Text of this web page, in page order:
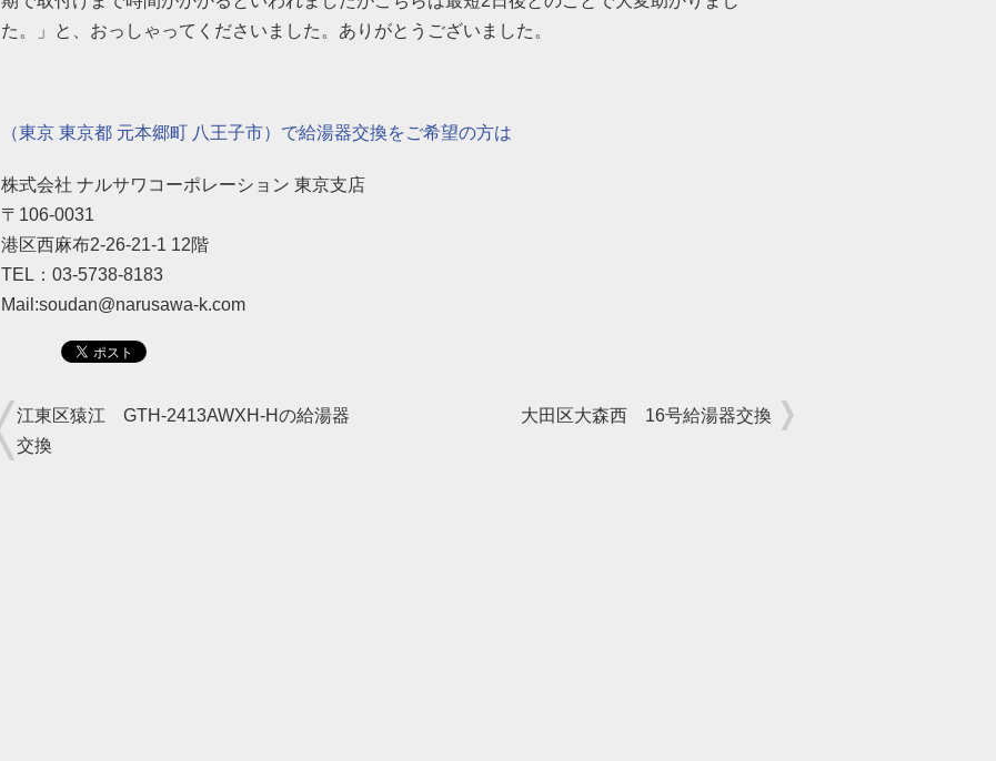
た。」と、おっしゃってくださいました。ありがとうございました。
（東京 東京都 元本郷町 八王子市）で給湯器交換をご希望の方は
株式会社 ナルサワコーポレーション 東京支店
〒106-0031
港区西麻布2-26-21-1 12階
TEL：03-5738-8183
Mail:soudan@narusawa-k.com
江東区猿江 GTH-2413AWXH-Hの給湯器
交換
大田区大森西 16号給湯器交換